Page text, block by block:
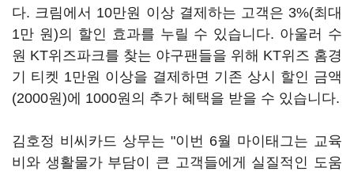
다. 크림에서 10만원 이상 결제하는 고객은 3%(최대
1만 원)의 할인 효과를 누릴 수 있습니다. 아울러 수
원 KT위즈파크를 찾는 야구팬들을 위해 KT위즈 홈경
기 티켓 1만원 이상을 결제하면 기존 상시 할인 금액
(2000원)에 1000원의 추가 혜택을 받을 수 있습니다.
김호정 비씨카드 상무는 "이번 6월 마이태그는 교육
비와 생활물가 부담이 큰 고객들에게 실질적인 도움